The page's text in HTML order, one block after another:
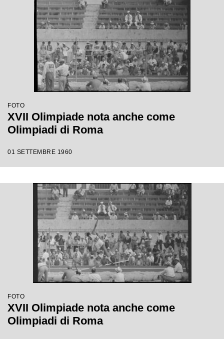
FOTO
XVII Olimpiade nota anche come
Olimpiadi di Roma
01 SETTEMBRE 1960
FOTO
XVII Olimpiade nota anche come
Olimpiadi di Roma